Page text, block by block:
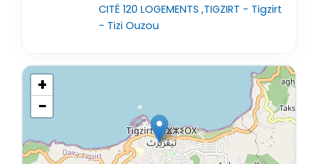
CITÉ 120 LOGEMENTS ,TIGZIRT - Tigzirt
- Tizi Ouzou
+
−